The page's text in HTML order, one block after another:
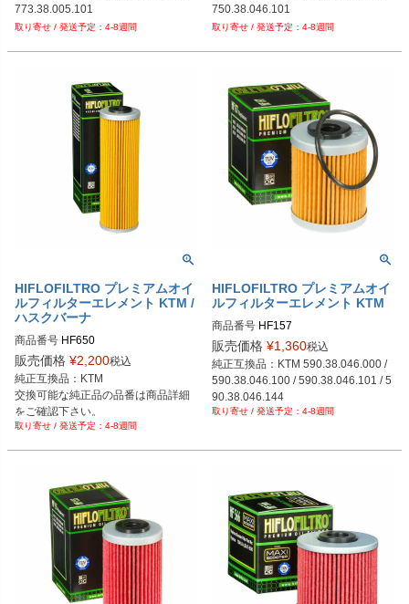
773.38.005.101
4-8週間
750.38.046.101
4-8週間
HIFLOFILTRO プレミアムオイ
ルフィルターエレメント KTM /
ハスクバーナ
商品番号 HF650
販売価格 ¥2,200税込
純正互換品：KTM
交換可能な純正品の品番は商品詳細
をご確認下さい。
4-8週間
HIFLOFILTRO プレミアムオイ
ルフィルターエレメント KTM
商品番号 HF157
販売価格 ¥1,360税込
純正互換品：KTM 590.38.046.000 /
590.38.046.100 / 590.38.046.101 / 5
90.38.046.144
4-8週間